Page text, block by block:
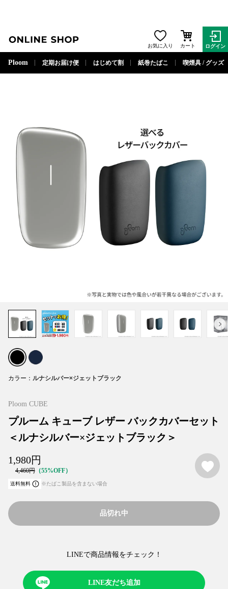
お気に入り カート ログイン
Ploom 定期お届け便 はじめて割 紙巻たばこ 喫煙具 / グッズ
カラー
Ploom CUBE
プルーム キューブ レザー バックカバーセット
＜ルナシルバー×ジェットブラック＞
4,460円 55%OFF
1,980円
送料無料 ※たばこ製品を含まない場合
品切れ中
LINEで商品情報をチェック！​
LINE友だち追加